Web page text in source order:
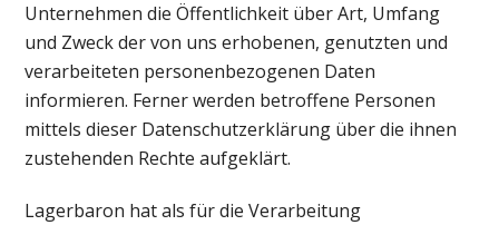
Unternehmen die Öffentlichkeit über Art, Umfang
und Zweck der von uns erhobenen, genutzten und
verarbeiteten personenbezogenen Daten
informieren. Ferner werden betroffene Personen
mittels dieser Datenschutzerklärung über die ihnen
zustehenden Rechte aufgeklärt.
Lagerbaron hat als für die Verarbeitung